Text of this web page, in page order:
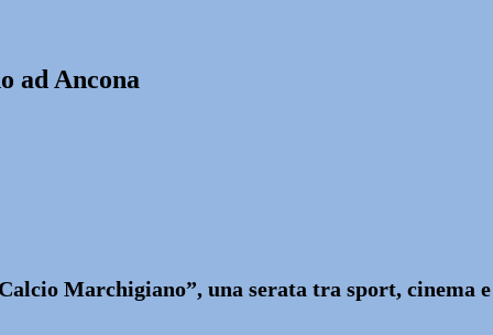
ad Ancona
Marchigiano”, una serata tra sport, cinema